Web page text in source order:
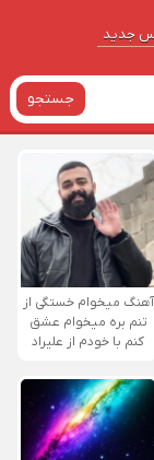
جدید
جستجو
آهنگ میخوام خستگی از
تنم بره میخوام عشق
کنم با خودم از علیراد